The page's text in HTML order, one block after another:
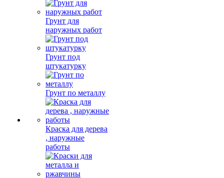
Грунт для
наружных работ
Грунт под
штукатурку
Грунт по металлу
Краска для дерева
, наружные
работы